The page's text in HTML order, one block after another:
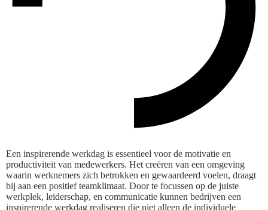
Een inspirerende werkdag is essentieel voor de motivatie en
productiviteit van medewerkers. Het creëren van een omgeving
waarin werknemers zich betrokken en gewaardeerd voelen, draagt
bij aan een positief teamklimaat. Door te focussen op de juiste
werkplek, leiderschap, en communicatie kunnen bedrijven een
inspirerende werkdag realiseren die niet alleen de individuele